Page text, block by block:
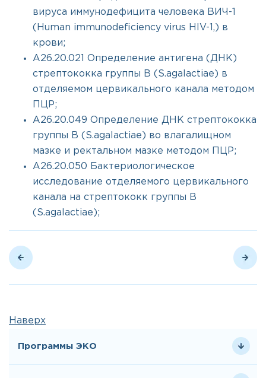
Программы ЭКО
вируса иммунодефицита человека ВИЧ-1
(Human immunodeficiency virus HIV-1,) в
крови;
A26.20.021 Определение антигена (ДНК)
стрептококка группы B (S.agalactiae) в
отделяемом цервикального канала методом
ПЦР;
A26.20.049 Определение ДНК стрептококка
группы B (S.agalactiae) во влагалищном
мазке и ректальном мазке методом ПЦР;
A26.20.050 Бактериологическое
исследование отделяемого цервикального
канала на стрептококк группы B
(S.agalactiae);
Наверх